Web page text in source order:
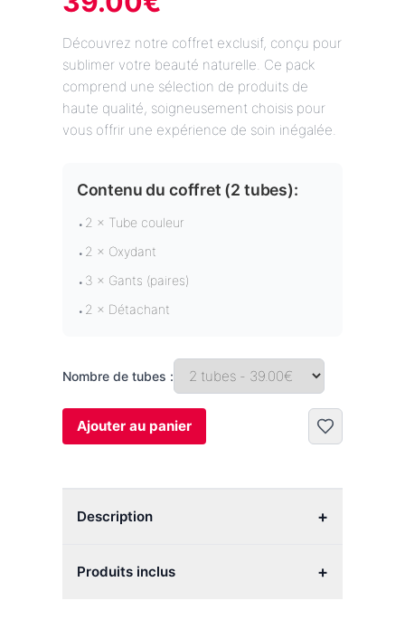
Découvrez notre coffret exclusif, conçu pour
sublimer votre beauté naturelle. Ce pack
comprend une sélection de produits de
haute qualité, soigneusement choisis pour
vous offrir une expérience de soin inégalée.
Contenu du coffret (2 tubes):
• 2 × Tube couleur
• 2 × Oxydant
• 3 × Gants (paires)
• 2 × Détachant
Nombre de tubes :
Ajouter au panier
Description +
Produits inclus +